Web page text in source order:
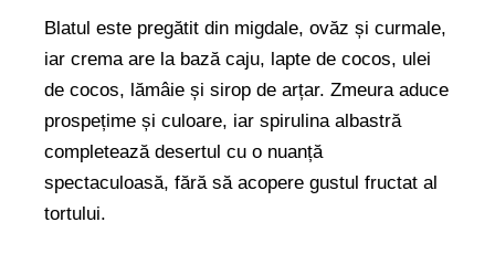
Blatul este pregătit din migdale, ovăz și curmale,
iar crema are la bază caju, lapte de cocos, ulei
de cocos, lămâie și sirop de arțar. Zmeura aduce
prospețime și culoare, iar spirulina albastră
completează desertul cu o nuanță
spectaculoasă, fără să acopere gustul fructat al
tortului.